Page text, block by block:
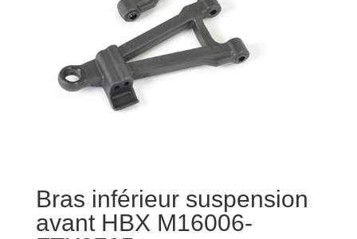
Bras inférieur suspension
avant HBX M16006-